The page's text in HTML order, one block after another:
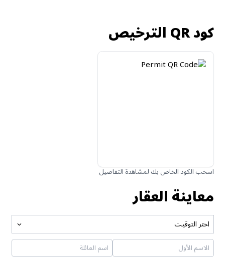
كود QR الترخيص
اسحب الكود الخاص بك لمشاهدة التفاصيل
معاينة العقار
اختر التوقيت